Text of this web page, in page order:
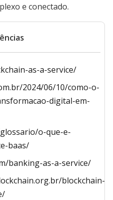
e conectado.
as-a-service/
2024/06/10/como-o-
digital-em-
o-que-e-
baas/
banking-as-a-service/
blockchain-